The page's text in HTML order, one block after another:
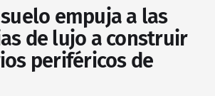
empuja a las
de lujo a construir
periféricos de